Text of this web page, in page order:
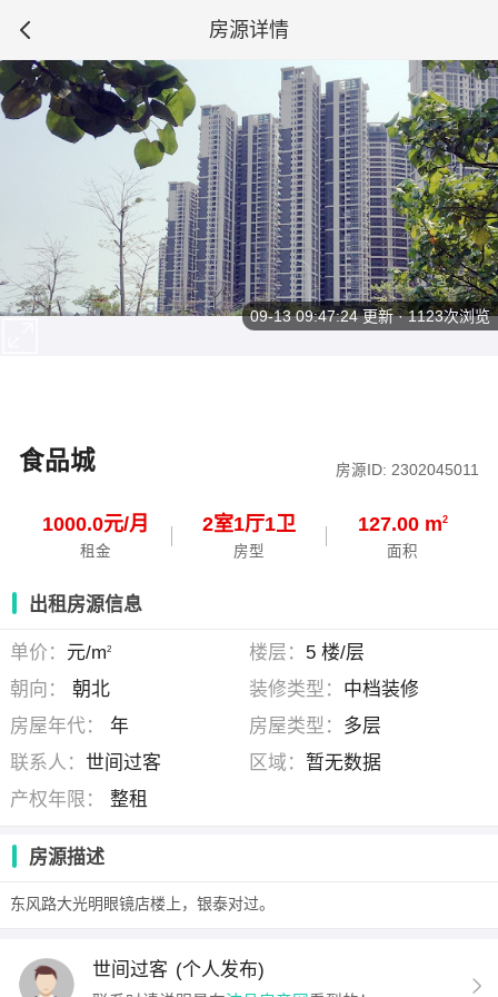
房源详情
食品城 房源ID: 2302045011
1000.0元/月
租金
2室1厅1卫
房型
127.00 m2
面积
09-13 09:47:24更新 · 1123次浏览
出租房源信息
单价： 元/m2 楼层： 5 楼/层
朝向：
朝北 装修类型： 中档装修
房屋年代：
年 房屋类型： 多层
联系人：世间过客 区域： 暂无数据
产权年限：
整租
房源描述
东风路大光明眼镜店楼上，银泰对过。
世间过客 (个人发布)